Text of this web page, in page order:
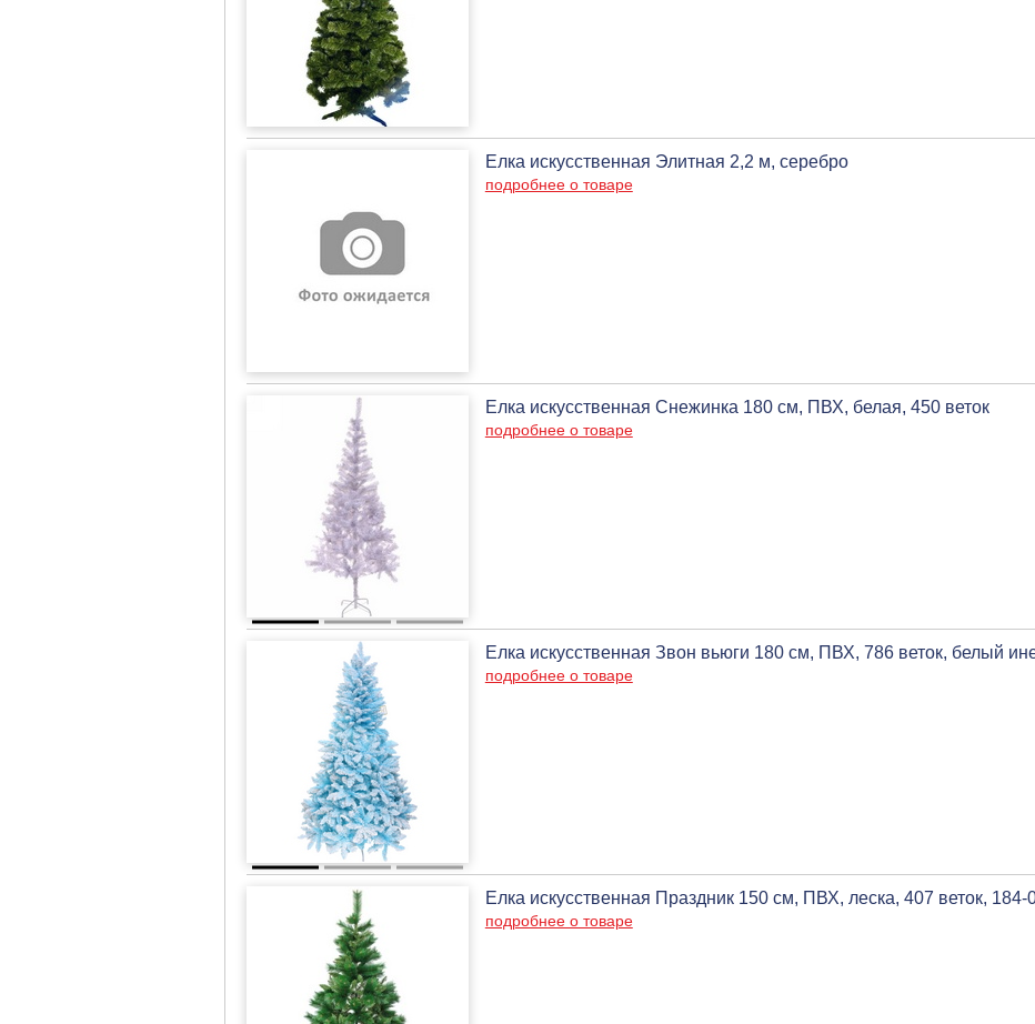
Елка искусственная Элитная 2,2 м, серебро
подробнее о товаре
Елка искусственная Снежинка 180 см, ПВХ, белая, 450 веток
подробнее о товаре
Елка искусственная Звон вьюги 180 см, ПВХ, 786 веток, белый
подробнее о товаре
Елка искусственная Праздник 150 см, ПВХ, леска, 407 веток, 184-
подробнее о товаре